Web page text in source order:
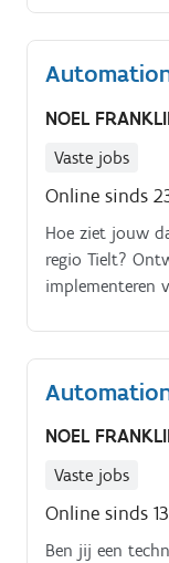
NOEL
Vaste jobs
Online sinds
Hoe ziet jouw
regio Tielt?
implementeren
NOEL
Vaste jobs
Online sinds
Ben jij een